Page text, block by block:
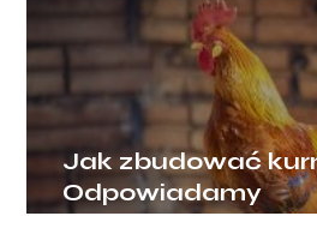
Jak zbudować
Odpowiadamy